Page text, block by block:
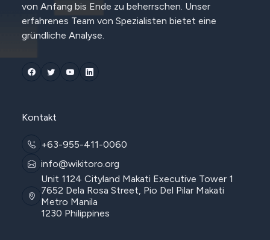
von Anfang bis Ende zu beherrschen. Unser
erfahrenes Team von Spezialisten bietet eine
gründliche Analyse.
Kontakt
+63-955-411-0060
info@wikitoro.org
Unit 1124 Cityland Makati Executive Tower 1
7652 Dela Rosa Street, Pio Del Pilar Makati
Metro Manila
1230 Philippines